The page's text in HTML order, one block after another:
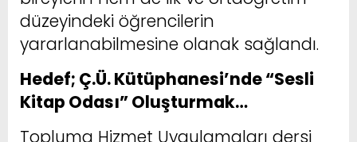
düzeyindeki öğrencilerin
yararlanabilmesine olanak sağlandı.
Hedef; Ç.Ü. Kütüphanesi’nde “Sesli
Kitap Odası” Oluşturmak…
Topluma Hizmet Uygulamaları dersi